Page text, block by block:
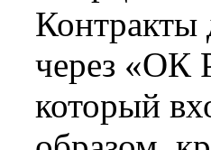
Контракты
через «ОК
который